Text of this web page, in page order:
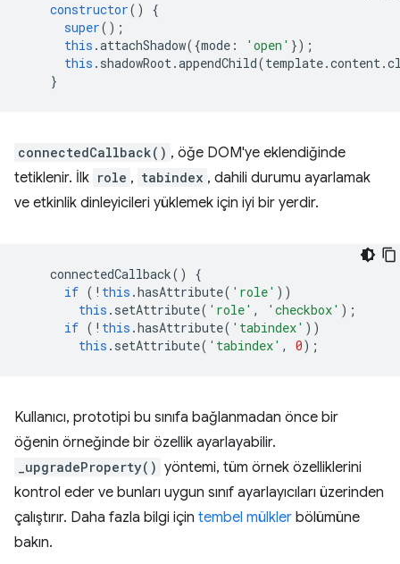
constructor()
{
super();
this .attachShadow({mode : 'open' });
this . shadowRoot.appendChild(template.content.
}
connectedCallback() , öğe DOM'ye eklendiğinde
tetiklenir. İlk role , tabindex , dahili durumu ayarlamak
ve etkinlik dinleyicileri yüklemek için iyi bir yerdir.
connectedCallback()
{
if ( ! this .hasAttribute( 'role' ))
this . setAttribute( 'role' , 'checkbox' );
if ( ! this .hasAttribute( 'tabindex' ))
this . setAttribute( 'tabindex' , 0);
Kullanıcı, prototipi bu sınıfa bağlanmadan önce bir
öğenin örneğinde bir özellik ayarlayabilir.
_upgradeProperty() yöntemi, tüm örnek özelliklerini
kontrol eder ve bunları uygun sınıf ayarlayıcıları üzerinden
çalıştırır. Daha fazla bilgi için tembel mülkler bölümüne
bakın.